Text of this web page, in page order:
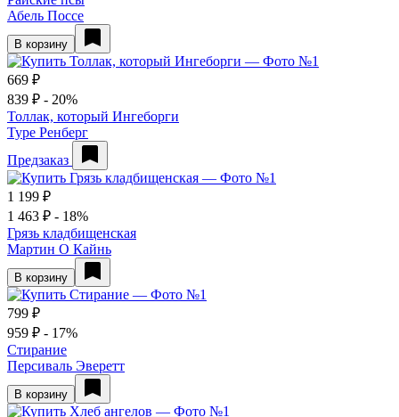
Абель Поссе
В корзину
669 ₽
839 ₽ - 20%
Толлак, который Ингеборги
Туре Ренберг
Предзаказ
1 199 ₽
1 463 ₽ - 18%
Грязь кладбищенская
Мартин О Кайнь
В корзину
799 ₽
959 ₽ - 17%
Стирание
Персиваль Эверетт
В корзину